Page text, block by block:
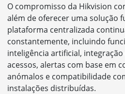
O compromisso da Hikvision
além de oferecer uma solução
plataforma centralizada
constantemente, incluindo
inteligência artificial,
acessos, alertas com base em
anómalos e compatibilidade
instalações distribuídas.